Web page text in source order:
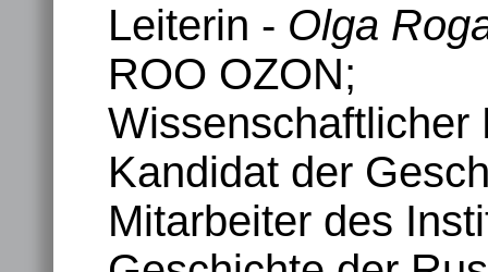
Leiterin - Olga
ROO OZON;
Kandidat der
Mitarbeiter des